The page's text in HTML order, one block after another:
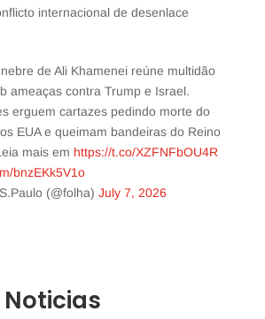
internacional de desenlace
de Ali Khamenei reúne multidão
ameaças contra Trump e Israel.
erguem cartazes pedindo morte do
EUA e queimam bandeiras do Reino
mais em https://t.co/XZFNFbOU4R
bnzEKk5V1o
(@folha) July 7, 2026